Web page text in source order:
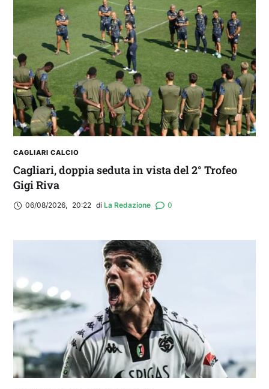
IL CAGLIARI SI PRESENTA A PULA: SEGUI LA
DIRETTA
CAGLIARI CALCIO
Cagliari, doppia seduta in vista del 2° Trofeo
Gigi Riva
06/08/2026, 20:22 di La Redazione 0